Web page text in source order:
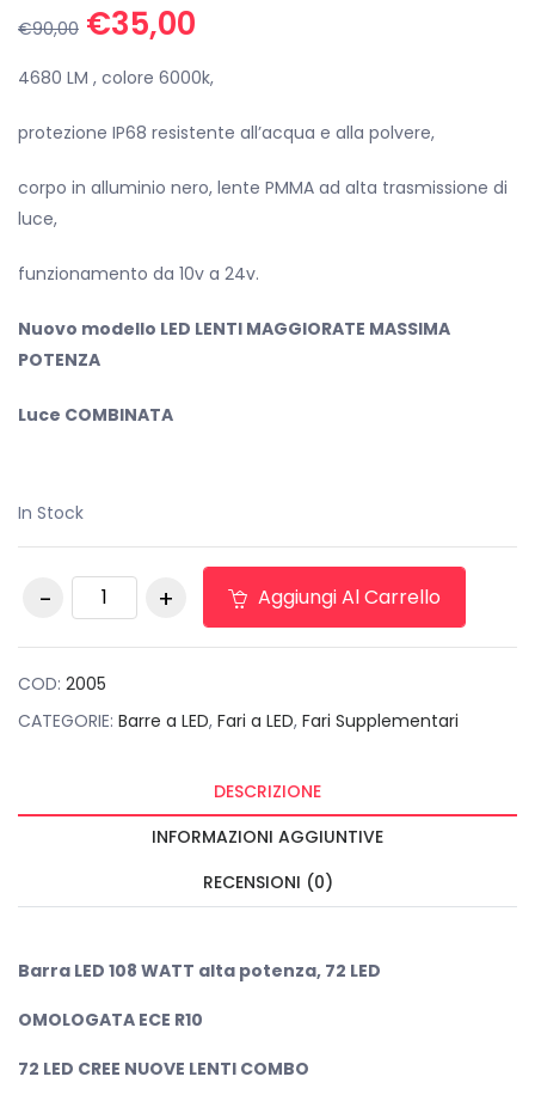
€90,00 Il
prezzo
originale
era:
€90,00.
€35,00
attuale
è:
€35,00.
4680 LM , colore 6000k,
protezione IP68 resistente all’acqua e alla polvere,
corpo in alluminio nero, lente PMMA ad alta trasmissione di
luce,
funzionamento da 10v a 24v.
Nuovo modello LED LENTI MAGGIORATE MASSIMA
POTENZA
Luce COMBINATA
In Stock
BARRA LED 108 WATT
72 LED COMBO 4680
Aggiungi Al Carrello
COD: 2005
CATEGORIE: Barre a LED, Fari a LED, Fari Supplementari
DESCRIZIONE
INFORMAZIONI AGGIUNTIVE
RECENSIONI (0)
Barra LED 108 WATT alta potenza, 72 LED
OMOLOGATA ECE R10
72 LED CREE NUOVE LENTI COMBO